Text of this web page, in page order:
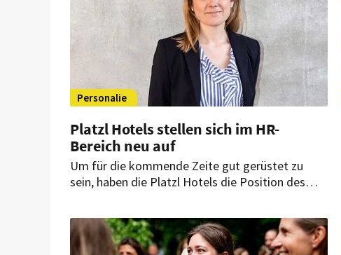
Personalie
Platzl Hotels stellen sich im HR-
Bereich neu auf
Um für die kommende Zeite gut gerüstet zu
sein, haben die Platzl Hotels die Position des
geschaffen und mit Nina Mahnke besetzt. Dass
sie branchenfremd ist, betrachte man „als große
Chance“.